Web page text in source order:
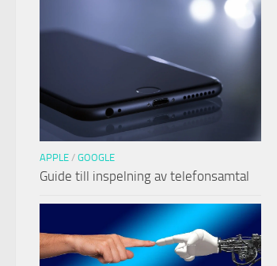
APPLE / GOOGLE
Guide till inspelning av telefonsamtal